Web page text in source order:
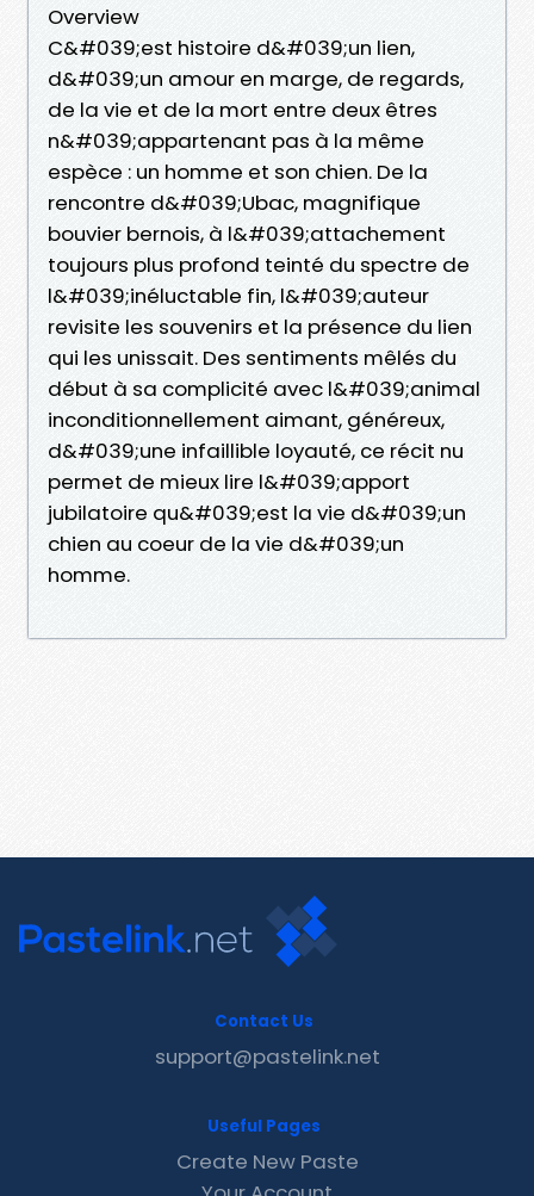
Overview
C&#039;est histoire d&#039;un lien,
d&#039;un amour en marge, de regards,
de la vie et de la mort entre deux êtres
n&#039;appartenant pas à la même
espèce : un homme et son chien. De la
rencontre d&#039;Ubac, magnifique
bouvier bernois, à l&#039;attachement
toujours plus profond teinté du spectre de
l&#039;inéluctable fin, l&#039;auteur
revisite les souvenirs et la présence du lien
qui les unissait. Des sentiments mêlés du
début à sa complicité avec l&#039;animal
inconditionnellement aimant, généreux,
d&#039;une infaillible loyauté, ce récit nu
permet de mieux lire l&#039;apport
jubilatoire qu&#039;est la vie d&#039;un
chien au coeur de la vie d&#039;un
homme.
Contact Us
support@pastelink.net
Useful Pages
Create New Paste